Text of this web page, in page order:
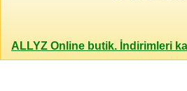
ALLYZ Online butik. İndirimleri